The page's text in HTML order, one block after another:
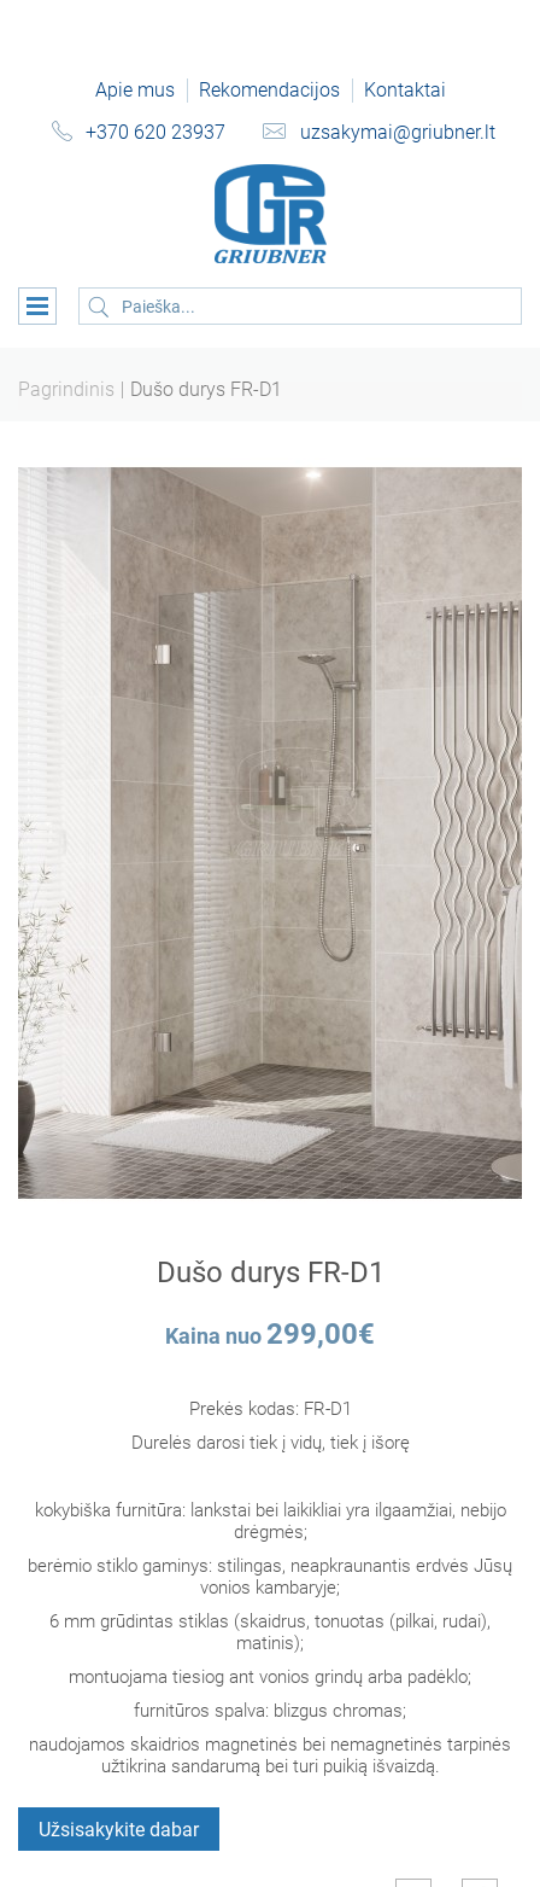
Apie mus Rekomendacijos
Kontaktai
+370 620 23937
uzsakymai@griubner.lt
Pagrindinis Dušo durys FR-D1
Dušo durys FR-D1
Kaina nuo 299,00€
Prekės kodas: FR-D1
Durelės darosi tiek į vidų, tiek į išorę
kokybiška furnitūra: lankstai bei laikikliai yra ilgaamžiai, nebijo
drėgmės;
berėmio stiklo gaminys: stilingas, neapkraunantis erdvės Jūsų
vonios kambaryje;
6 mm grūdintas stiklas (skaidrus, tonuotas (pilkai, rudai),
matinis);
montuojama tiesiog ant vonios grindų arba padėklo;
furnitūros spalva: blizgus chromas;
naudojamos skaidrios magnetinės bei nemagnetinės tarpinės
užtikrina sandarumą bei turi puikią išvaizdą.
Užsisakykite dabar